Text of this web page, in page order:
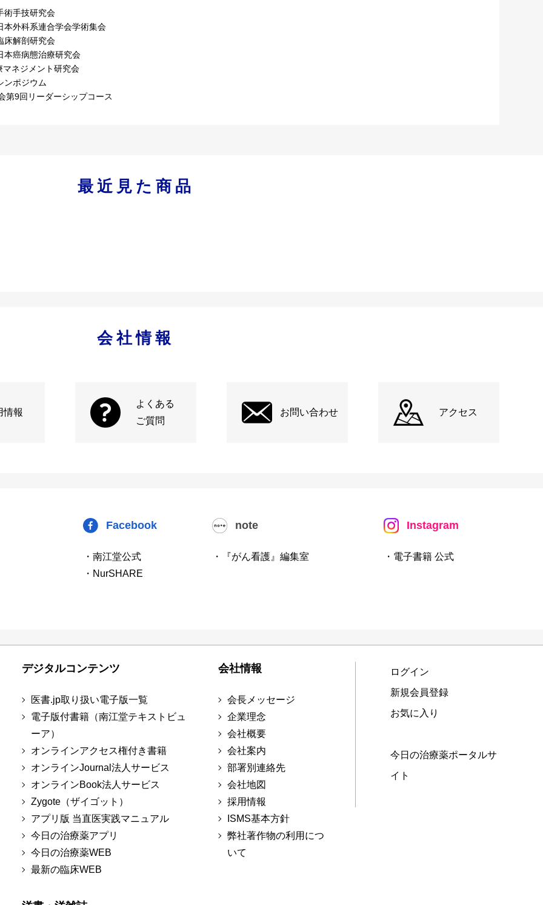
術手技研究会
本外科系連合学会学術集会
床解剖研究会
本癌病態治療研究会
マネジメント研究会
ンポジウム
第9回リーダーシップコース
最近見た商品
会社情報
情報
よくある
ご質問
お問い合わせ アクセス
Facebook
・南江堂公式
・NurSHARE
note
・『がん看護』編集室
Instagram
・電子書籍 公式
デジタルコンテンツ
医書.jp取り扱い電子版一覧
電子版付書籍（南江堂テキストビュ
ーア）
オンラインアクセス権付き書籍
オンラインJournal法人サービス
オンラインBook法人サービス
Zygote（ザイゴット）
アプリ版 当直医実践マニュアル
今日の治療薬アプリ
今日の治療薬WEB
最新の臨床WEB
会社情報
会長メッセージ
企業理念
会社概要
会社案内
部署別連絡先
会社地図
採用情報
ISMS基本方針
弊社著作物の利用につ
いて
ログイン
新規会員登録
お気に入り
今日の治療薬ポータルサ
イト